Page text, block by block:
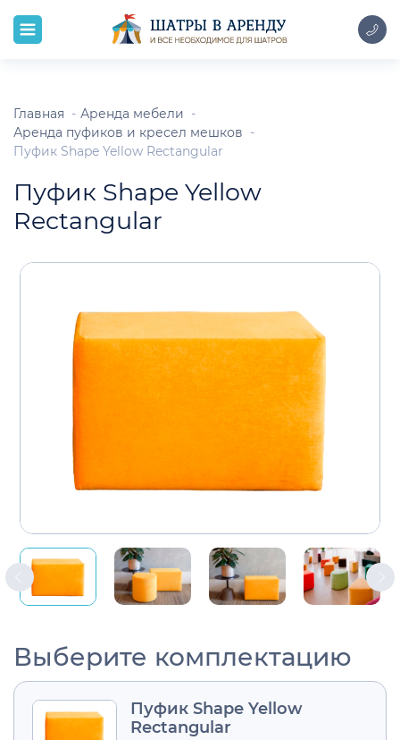
Главная
Аренда мебели
Аренда пуфиков и кресел мешков
Пуфик Shape Yellow Rectangular
Пуфик Shape Yellow
Rectangular
Выберите комплектацию
Пуфик Shape Yellow
Rectangular